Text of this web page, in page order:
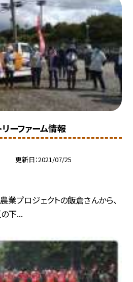
リーファーム情報
更新日 2021/07/25
業プロジェクトの飯倉さんから、
下...